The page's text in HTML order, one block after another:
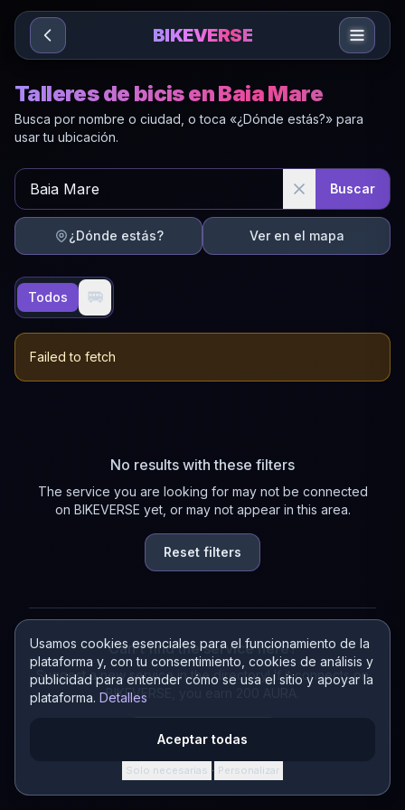
Sari la conținut
Usamos cookies esenciales para el funcionamiento de la
plataforma y, con tu consentimiento, cookies de análisis y
publicidad para entender cómo se usa el sitio y apoyar la
plataforma. Detalles
Aceptar todas
Solo necesarias · Personalizar
BIKEVERSE
Talleres de bicis en Baia Mare
Busca por nombre o ciudad, o toca «¿Dónde estás?» para
usar tu ubicación.
Buscar
¿Dónde estás? Ver en el mapa
Todos 🚐
Failed to fetch
No results with these filters
The service you are looking for may not be connected
on BIKEVERSE yet, or may not appear in this area.
Reset filters
Can't find the service here?
Suggest a new service in the directory! If it connects on
BIKEVERSE, you earn 200 AURA.
Suggest a service